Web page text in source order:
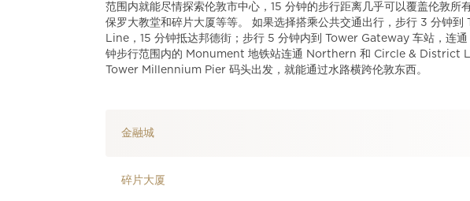
范围内就能尽情探索伦敦市中心，15 分钟的步行距离几乎可以覆盖伦敦所
保罗大教堂和碎片大厦等等。 如果选择搭乘公共交通出行，步行 3 分钟
Line，15 分钟抵达邦德街；步行 5 分钟内到 Tower Gateway 车站，连
钟步行范围内的 Monument 地铁站连通 Northern 和 Circle & District
Tower Millennium Pier 码头出发，就能通过水路横跨伦敦东西。
金融城
碎片大厦